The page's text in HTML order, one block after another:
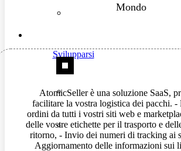
Svilupparsi
Mondo
AtomicSeller è una soluzione SaaS,
facilitare la vostra logistica dei pacchi.
ordini da tutti i vostri siti web e
delle vostre etichette per il trasporto e
ritorno, - Invio dei numeri di tracking ai
Aggiornamento delle informazioni sui